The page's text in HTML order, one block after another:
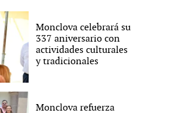
Monclova celebrará su
337 aniversario con
actividades culturales
y tradicionales
Monclova refuerza